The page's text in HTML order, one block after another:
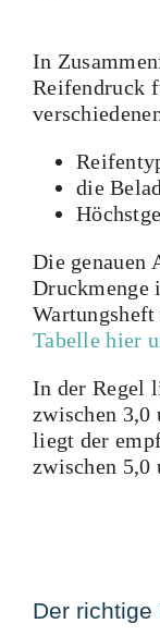
In
Reifendruck
die
Die genauen
Druckmenge
Tabelle hier
In der Regel
zwischen 3,0
liegt der
zwischen 5,0
Der richtige